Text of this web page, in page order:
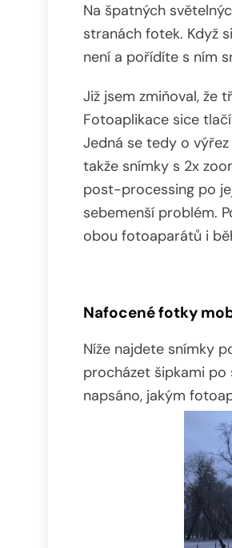
Na špatných
stranách fotek. Když
není a pořídíte s ním
Již jsem zmiňoval, že
Fotoaplikace sice
Jedná se tedy o
takže snímky s 2x
post-processing po
sebemenší problém.
obou fotoaparátů i
Nafocené fotky
Níže najdete snímky
procházet šipkami po
napsáno, jakým